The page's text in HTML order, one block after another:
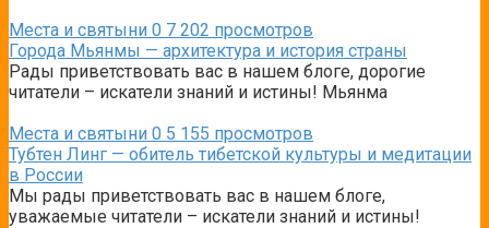
Места и святыни 0 7 202 просмотров
Города Мьянмы — архитектура и история страны
Рады приветствовать вас в нашем блоге, дорогие
читатели – искатели знаний и истины! Мьянма
Места и святыни 0 5 155 просмотров
Тубтен Линг — обитель тибетской культуры и медитации
в России
Мы рады приветствовать вас в нашем блоге,
уважаемые читатели – искатели знаний и истины!